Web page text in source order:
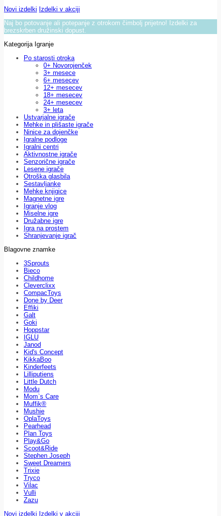
Novi izdelki Izdelki v akciji
Naj bo potovanje ali potepanje z otrokom čimbolj prijetno! Izdelki za
brezskrben družinski dopust.
Kategorija Igranje
Po starosti otroka
0+ Novorojenček
3+ mesece
6+ mesecev
12+ mesecev
18+ mesecev
24+ mesecev
3+ leta
Ustvarjalne igrače
Mehke in plišaste igrače
Ninice za dojenčke
Igralne podloge
Igralni centri
Aktivnostne igrače
Senzorične igrače
Lesene igrače
Otroška glasbila
Sestavljanke
Mehke knjigice
Magnetne igre
Igranje vlog
Miselne igre
Družabne igre
Igra na prostem
Shranjevanje igrač
Blagovne znamke
3Sprouts
Bieco
Childhome
Cleverclixx
CompacToys
Done by Deer
Effiki
Galt
Goki
Hoppstar
IGLU
Janod
Kid's Concept
KikkaBoo
Kinderfeets
Lilliputiens
Little Dutch
Modu
Mom`s Care
Muffik®
Mushie
OplaToys
Pearhead
Plan Toys
Play&Go
Scoot&Ride
Stephen Joseph
Sweet Dreamers
Trixie
Tryco
Vilac
Vulli
Zazu
Novi izdelki Izdelki v akciji